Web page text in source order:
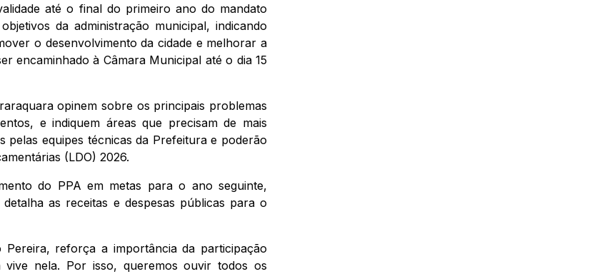
até o final do primeiro ano do mandato
da administração municipal, indicando
o desenvolvimento da cidade e melhorar a
encaminhado à Câmara Municipal até o dia 15
opinem sobre os principais problemas
e indiquem áreas que precisam de mais
equipes técnicas da Prefeitura e poderão
(LDO) 2026.
do PPA em metas para o ano seguinte,
as receitas e despesas públicas para o
reforça a importância da participação
nela. Por isso, queremos ouvir todos os